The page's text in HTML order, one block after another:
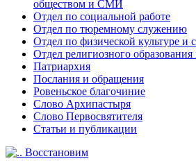
обществом и СМИ
Отдел по социальной работе
Отдел по тюремному служению
Отдел по физической культуре и
Отдел религиозного образования
Патриархия
Послания и обращения
Ровеньское благочиние
Слово Архипастыря
Слово Первосвятителя
Статьи и публикации
Восстановим